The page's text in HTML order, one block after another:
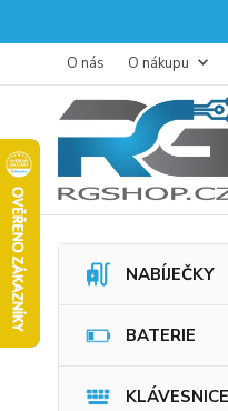
O nás O nákupu
NABÍJEČKY
BATERIE
KLÁVESNICE